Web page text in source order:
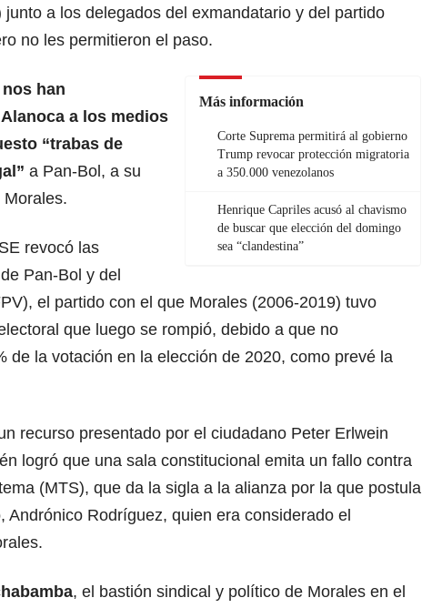
a los delegados del exmandatario y del partido
no les permitieron el paso.
Más información
Corte Suprema permitirá al gobierno
Trump revocar protección migratoria
a 350.000 venezolanos
Henrique Capriles acusó al chavismo
de buscar que elección del domingo
sea “clandestina”
han
a los medios
“trabas de
a Pan-Bol, a su
revocó las
Pan-Bol y del
el partido con el que Morales (2006-2019) tuvo
que luego se rompió, debido a que no
de la votación en la elección de 2020, como prevé la
recurso presentado por el ciudadano Peter Erlwein
logró que una sala constitucional emita un fallo contra
(MTS), que da la sigla a la alianza por la que postula
Andrónico Rodríguez, quien era considerado el
, el bastión sindical y político de Morales en el